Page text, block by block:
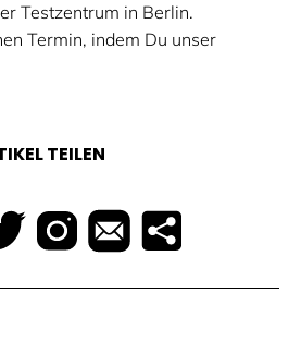
Testzentrum in Berlin.
Termin, indem Du unser
TEILEN